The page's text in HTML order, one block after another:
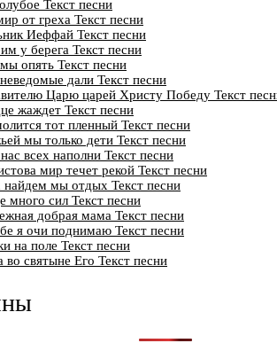
Текст песни
от греха Текст песни
Иеффай Текст песни
у берега Текст песни
опять Текст песни
дали Текст песни
Царю царей Христу Победу Текст
жаждет Текст песни
тот пленный Текст песни
мы только дети Текст песни
всех наполни Текст песни
мир течет рекой Текст песни
мы отдых Текст песни
много сил Текст песни
добрая мама Текст песни
я очи поднимаю Текст песни
поле Текст песни
святыне Его Текст песни